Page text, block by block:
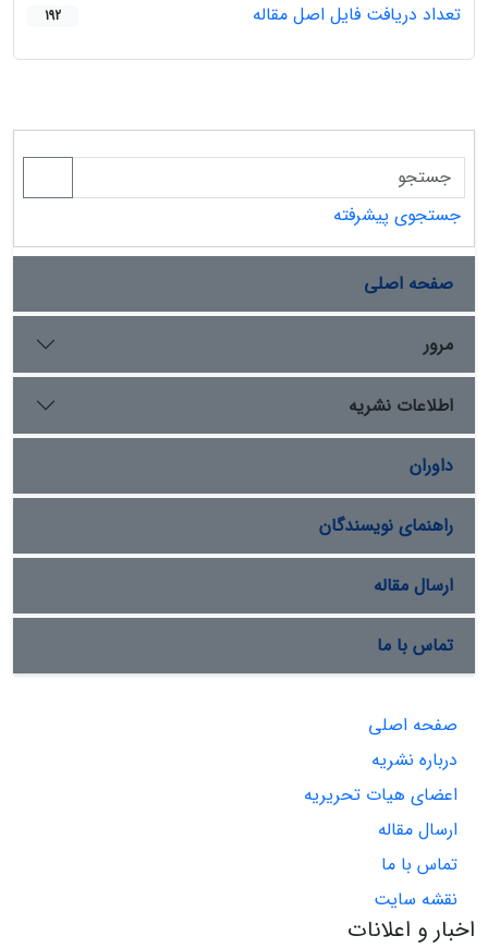
تعداد دریافت فایل اصل مقاله 192
جستجوی پیشرفته
صفحه اصلی
مرور
اطلاعات نشریه
داوران
راهنمای نویسندگان
ارسال مقاله
تماس با ما
صفحه اصلی
درباره نشریه
اعضای هیات تحریریه
ارسال مقاله
تماس با ما
نقشه سایت
اخبار و اعلانات